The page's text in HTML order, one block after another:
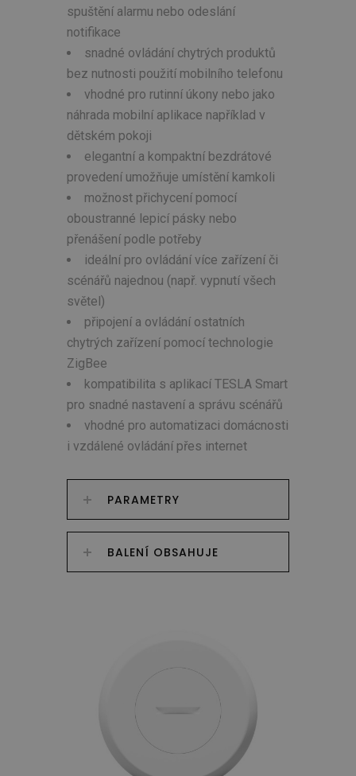
spuštění alarmu nebo odeslání
notifikace
snadné ovládání chytrých produktů
bez nutnosti použití mobilního telefonu
vhodné pro rutinní úkony nebo jako
náhrada mobilní aplikace například v
dětském pokoji
elegantní a kompaktní bezdrátové
provedení umožňuje umístění kamkoli
možnost přichycení pomocí
oboustranné lepicí pásky nebo
přenášení podle potřeby
ideální pro ovládání více zařízení či
scénářů najednou (např. vypnutí všech
světel)
připojení a ovládání ostatních
chytrých zařízení pomocí technologie
ZigBee
kompatibilita s aplikací TESLA Smart
pro snadné nastavení a správu scénářů
vhodné pro automatizaci domácnosti
i vzdálené ovládání přes internet
PARAMETRY
BALENÍ OBSAHUJE